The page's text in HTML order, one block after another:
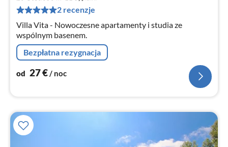
2 recenzje
Villa Vita - Nowoczesne apartamenty i studia ze
wspólnym basenem.
Bezpłatna rezygnacja
od 27€/ noc